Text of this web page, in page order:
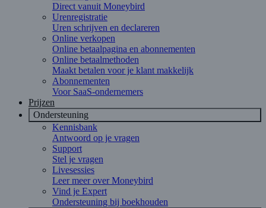
Direct vanuit Moneybird
Urenregistratie
Uren schrijven en declareren
Online verkopen
Online betaalpagina en abonnementen
Online betaalmethoden
Maakt betalen voor je klant makkelijk
Abonnementen
Voor SaaS-ondernemers
Prijzen
Ondersteuning
Kennisbank
Antwoord op je vragen
Support
Stel je vragen
Livesessies
Leer meer over Moneybird
Vind je Expert
Ondersteuning bij boekhouden